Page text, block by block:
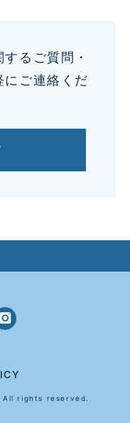
るご質問・
にご連絡くだ
rights reserved.